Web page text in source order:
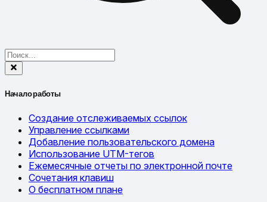
Начало работы
Создание отслеживаемых ссылок
Управление ссылками
Добавление пользовательского домена
Использование UTM-тегов
Ежемесячные отчеты по электронной почте
Сочетания клавиш
О бесплатном плане